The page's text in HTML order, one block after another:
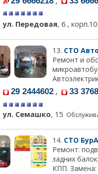
ул. Передовая, 6 , корп.10
13. СТО
Ремонт и
29 2444602 , 33
ул. Семашко, 15
14. СТО
Ремонт:
задних
КПП. Замена: